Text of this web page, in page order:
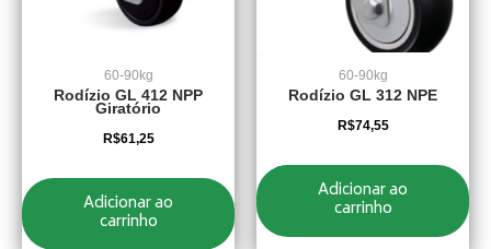
60-90kg
Rodízio GL 412 NPP
Giratório
R$61,25
Adicionar ao
carrinho
60-90kg
Rodízio GL 312 NPE
R$74,55
Adicionar ao
carrinho